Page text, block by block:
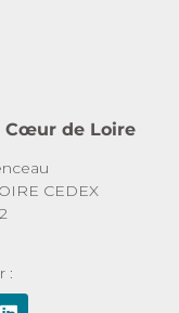
Cœur de Loire
CEDEX
: